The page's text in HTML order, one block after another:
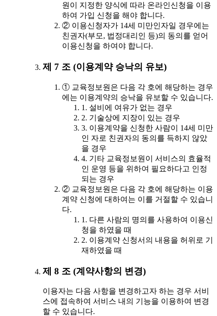
원이 지정한 양식에 따라 온라인신청을 이용
하여 가입 신청을 해야 합니다.
② 이용신청자가 14세 미만인자일 경우에는
친권자(부모, 법정대리인 등)의 동의를 얻어
이용신청을 하여야 합니다.
제 7 조 (이용계약 승낙의 유보)
① 교육정보원은 다음 각 호에 해당하는 경우
에는 이용계약의 승낙을 유보할 수 있습니다.
1. 설비에 여유가 없는 경우
2. 기술상에 지장이 있는 경우
3. 이용계약을 신청한 사람이 14세 미만
인 자로 친권자의 동의를 득하지 않았
을 경우
4. 기타 교육정보원이 서비스의 효율적
인 운영 등을 위하여 필요하다고 인정
되는 경우
② 교육정보원은 다음 각 호에 해당하는 이용
계약 신청에 대하여는 이를 거절할 수 있습니
다.
1. 다른 사람의 명의를 사용하여 이용신
청을 하였을 때
2. 이용계약 신청서의 내용을 허위로 기
재하였을 때
제 8 조 (계약사항의 변경)
이용자는 다음 사항을 변경하고자 하는 경우 서비
스에 접속하여 서비스 내의 기능을 이용하여 변경
할 수 있습니다.